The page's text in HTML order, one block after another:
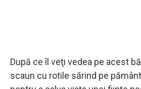
După ce îl veţi vedea pe acest
scaun cu rotile sărind pe